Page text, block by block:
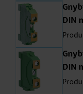
DIN
DIN